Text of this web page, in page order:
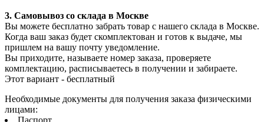
3. Самовывоз со склада в Москве
Вы можете бесплатно забрать товар с нашего склада в Москве.
Когда ваш заказ будет скомплектован и готов к выдаче, мы
пришлем на вашу почту уведомление.
Вы приходите, называете номер заказа, проверяете
комплектацию, расписываетесь в получении и забираете.
Этот вариант - бесплатный
Необходимые документы для получения заказа физическими
лицами:
Паспорт